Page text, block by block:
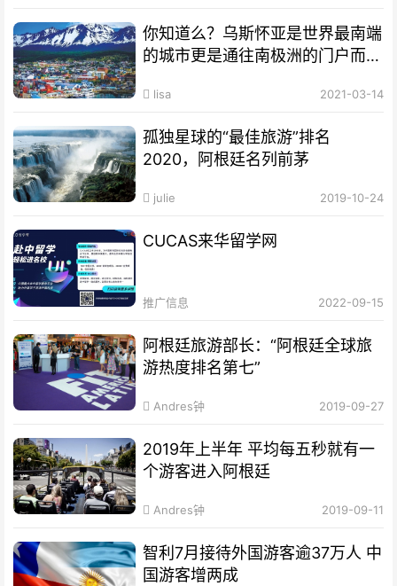
你知道么？乌斯怀亚是世界最南端
的城市更是通往南极洲的门户而驰
lisa 2021-03-14
孤独星球的“最佳旅游”排名
2020，阿根廷名列前茅
julie 2019-10-24
CUCAS来华留学网
推广信息 2022-09-15
阿根廷旅游部长：“阿根廷全球旅
游热度排名第七”
Andres钟 2019-09-27
2019年上半年 平均每五秒就有一
个游客进入阿根廷
Andres钟 2019-09-11
智利7月接待外国游客逾37万人 中
国游客增两成